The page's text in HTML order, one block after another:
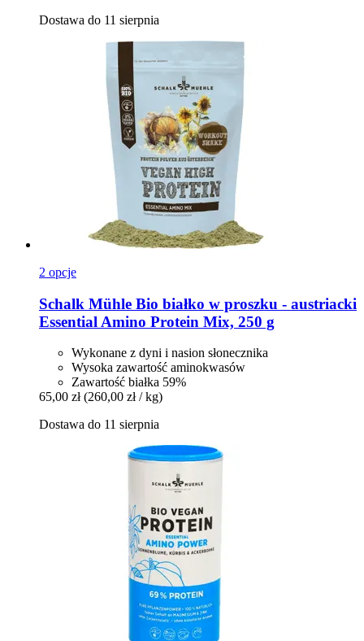
Dostawa do 11 sierpnia
2 opcje
Schalk Mühle Bio białko w proszku -​ austriacki
Essential Amino Protein Mix, 250 g
Wykonane z dyni i nasion słonecznika
Wysoka zawartość aminokwasów
Zawartość białka 59%
65,00 zł (260,00 zł / kg)
Dostawa do 11 sierpnia